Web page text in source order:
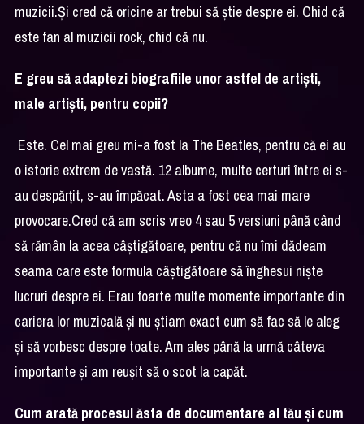
muzicii.Și cred că oricine ar trebui să știe despre ei. Chid că
este fan al muzicii rock, chid că nu.
E greu să adaptezi biografiile unor astfel de artiști,
male artiști, pentru copii?
Este. Cel mai greu mi-a fost la The Beatles, pentru că ei au
o istorie extrem de vastă. 12 albume, multe certuri între ei s-
au despărțit, s-au împăcat. Asta a fost cea mai mare
provocare.Cred că am scris vreo 4 sau 5 versiuni până când
să rămân la acea câștigătoare, pentru că nu îmi dădeam
seama care este formula câștigătoare să înghesui niște
lucruri despre ei. Erau foarte multe momente importante din
cariera lor muzicală și nu știam exact cum să fac să le aleg
și să vorbesc despre toate. Am ales până la urmă câteva
importante și am reușit să o scot la capăt.
Cum arată procesul ăsta de documentare al tău și cum